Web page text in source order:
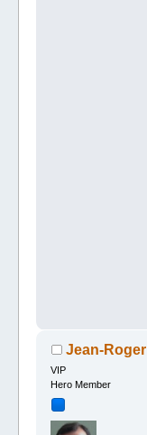
Jean-Roger
VIP
Hero Member